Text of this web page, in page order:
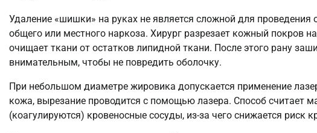
Удаление «шишки» на руках не является сложной для
общего или местного наркоза. Хирург разрезает кожный покров
очищает ткани от остатков липидной ткани. После этого рану
внимательным, чтобы не повредить оболочку.
При небольшом диаметре жировика допускается применение
кожа, вырезание проводится с помощью лазера. Способ считает
(коагулируются) кровеносные сосуды, из-за чего снижается риск